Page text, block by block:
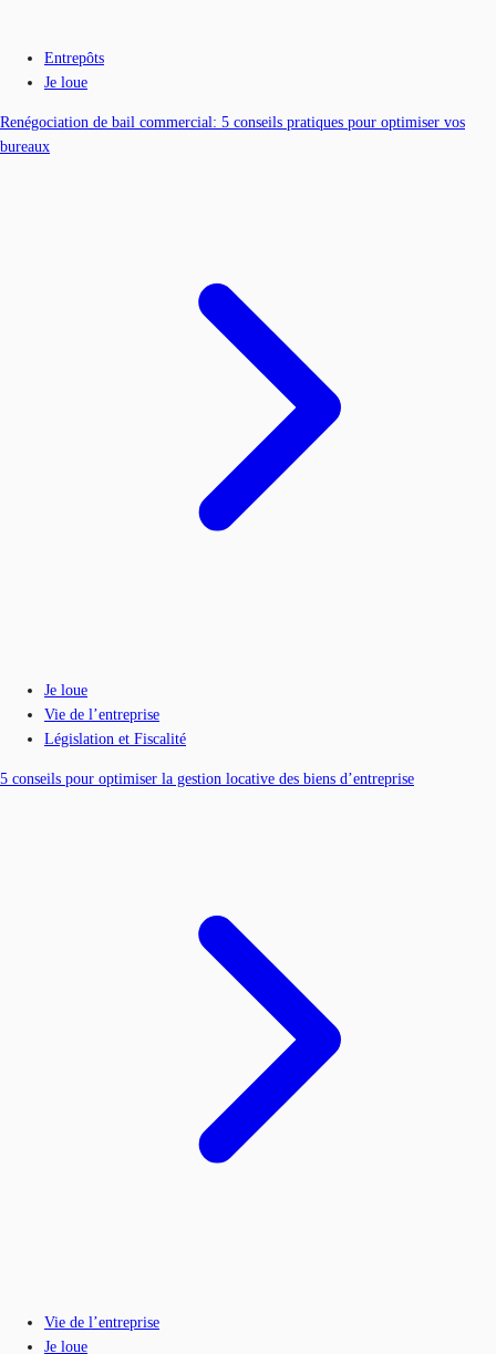
Entrepôts
Je loue
Renégociation de bail commercial: 5 conseils pratiques pour optimiser vos
bureaux
Je loue
Vie de l’entreprise
Législation et Fiscalité
5 conseils pour optimiser la gestion locative des biens d’entreprise
Vie de l’entreprise
Je loue